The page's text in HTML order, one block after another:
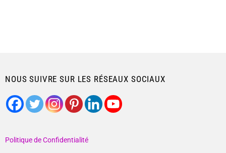
NOUS SUIVRE SUR LES RÉSEAUX SOCIAUX
Politique de Confidentialité